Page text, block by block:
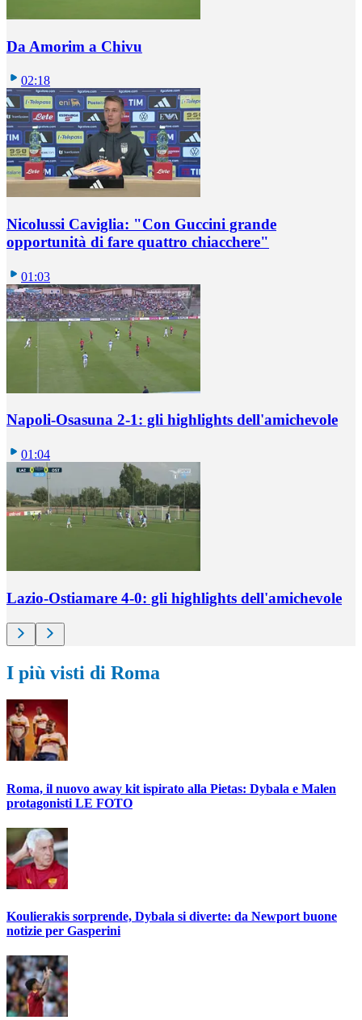
Da Amorim a Chivu
02:18
Nicolussi Caviglia: "Con Guccini grande
opportunità di fare quattro chiacchere"
01:03
Napoli-Osasuna 2-1: gli highlights dell'amichevole
01:04
Lazio-Ostiamare 4-0: gli highlights dell'amichevole
I più visti di Roma
Roma, il nuovo away kit ispirato alla Pietas: Dybala e Malen
protagonisti LE FOTO
Koulierakis sorprende, Dybala si diverte: da Newport buone
notizie per Gasperini